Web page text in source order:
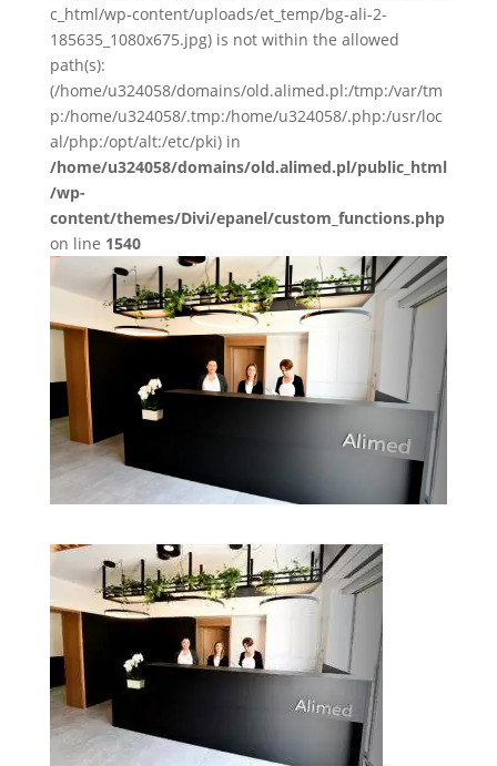
c_html/wp-content/uploads/et_temp/bg-ali-2-
185635_1080x675.jpg) is not within the allowed
path(s):
(/home/u324058/domains/old.alimed.pl:/tmp:/var/tm
p:/home/u324058/.tmp:/home/u324058/.php:/usr/loc
al/php:/opt/alt:/etc/pki) in
/home/u324058/domains/old.alimed.pl/public_html
/wp-
content/themes/Divi/epanel/custom_functions.php
on line 1540